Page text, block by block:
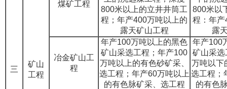
三
矿山
工程
煤矿工程
800米以上的立井井筒工
程；年产400万吨以上的
露天矿山工程
800米以
程：年
露
冶金矿山工
程
年产100万吨以上的黑色
矿山采选工程；年产100
万吨以上的有色砂矿采、
选工程；年产60万吨以上
的有色脉矿采、选工程
年产100
矿山采
万吨以下
选工程；
的有色